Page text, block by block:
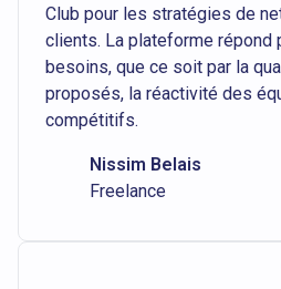
Club pour les stratégies de
clients. La plateforme répond
besoins, que ce soit par la
proposés, la réactivité des
compétitifs.
Nissim Belais
Freelance